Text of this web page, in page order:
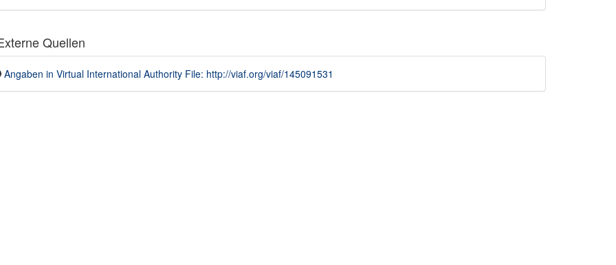
Quellen
Angaben in Virtual International Authority File: http://viaf.org/viaf/145091531